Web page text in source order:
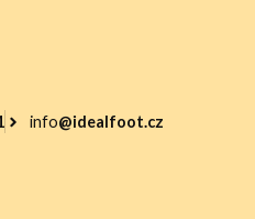
info@idealfoot.cz